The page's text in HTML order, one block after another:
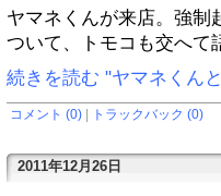
ヤマネくんが来店。強制
ついて、トモコも交へて
続きを読む "ヤマネくん
コメント (0) トラックバック (0)
2011年12月26日